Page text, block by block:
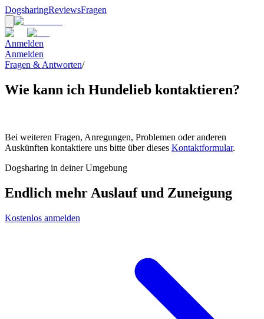
DogsharingReviewsFragen
Anmelden
Anmelden
Fragen & Antworten/
Wie kann ich Hundelieb kontaktieren?
Bei weiteren Fragen, Anregungen, Problemen oder anderen
Auskünften kontaktiere uns bitte über dieses Kontaktformular.
Dogsharing in deiner Umgebung
Endlich mehr Auslauf und Zuneigung
Kostenlos anmelden